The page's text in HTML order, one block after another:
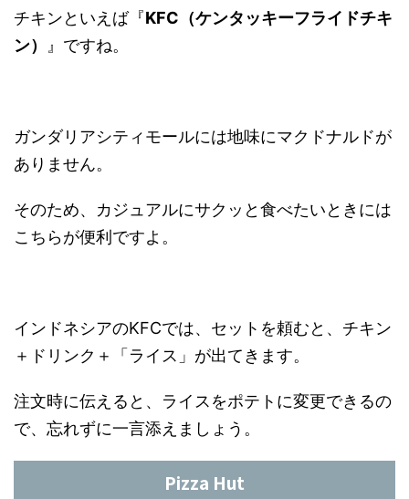
チキンといえば『KFC（ケンタッキーフライドチキ
ン）
』ですね。
ガンダリアシティモールには地味にマクドナルドが
ありません。
そのため、カジュアルにサクッと食べたいときには
こちらが便利ですよ。
インドネシアのKFCでは、セットを頼むと、チキン
＋ドリンク＋「ライス」が出てきます。
注文時に伝えると、ライスをポテトに変更できるの
で、忘れずに一言添えましょう。
Pizza Hut